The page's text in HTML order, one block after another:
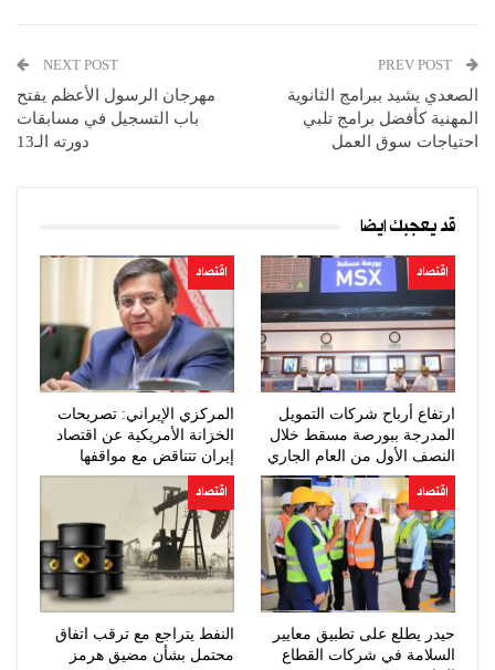
الصعدي يشيد ببرامج الثانوية
المهنية كأفضل برامج تلبي
احتياجات سوق العمل
NEXT POST
مهرجان الرسول الأعظم يفتح
باب التسجيل في مسابقات
دورته الـ13
قد يعجبك ايضا
اقتصاد
ارتفاع أرباح شركات التمويل
المدرجة ببورصة مسقط خلال
النصف الأول من العام الجاري
اقتصاد
المركزي الإيراني: تصريحات
الخزانة الأمريكية عن اقتصاد
إيران تتناقض مع مواقفها
السابقة
اقتصاد
حيدر يطلع على تطبيق معايير
السلامة في شركات القطاع
اقتصاد
النفط يتراجع مع ترقب اتفاق
محتمل بشأن مضيق هرمز